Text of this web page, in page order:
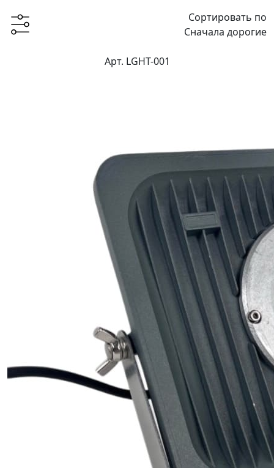
Сортировать по
Сначала дорогие
Арт. LGHT-001